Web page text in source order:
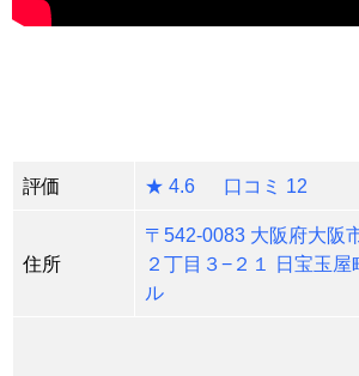
評価 ★ 4.6 口コミ 12
住所
〒542-0083 大阪府大阪
２丁目３−２１ 日宝玉
ル